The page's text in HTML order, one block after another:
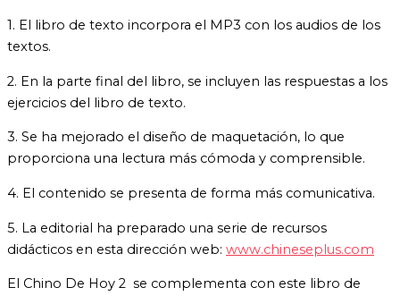
1. El libro de texto incorpora el MP3 con los audios de los
textos.
2. En la parte final del libro, se incluyen las respuestas a los
ejercicios del libro de texto.
3. Se ha mejorado el diseño de maquetación, lo que
proporciona una lectura más cómoda y comprensible.
4. El contenido se presenta de forma más comunicativa.
5. La editorial ha preparado una serie de recursos
didácticos en esta dirección web: www.chineseplus.com
El Chino De Hoy 2 se complementa con este libro de